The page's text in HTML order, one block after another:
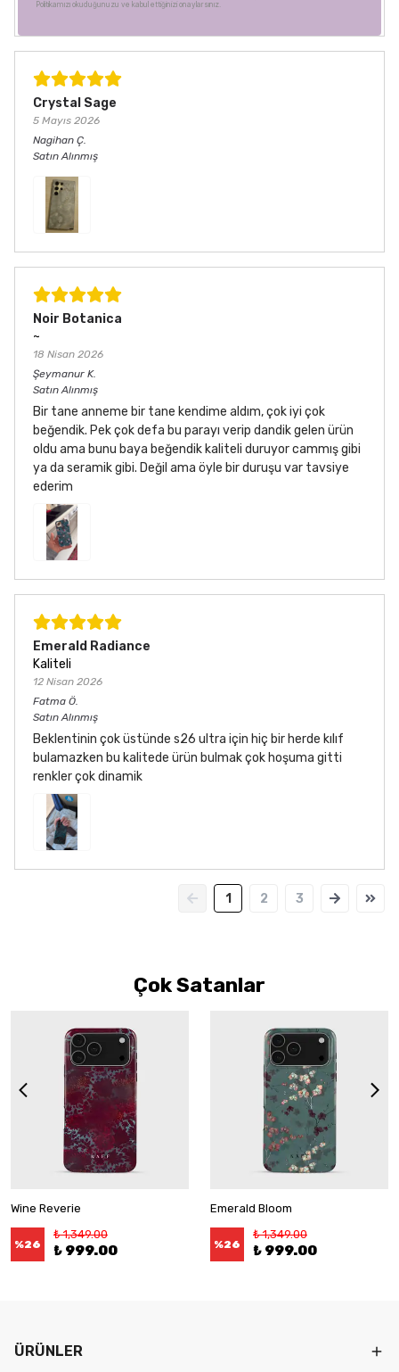
Crystal Sage
5 Mayıs 2026
Nagihan Ç.
Satın Alınmış
Noir Botanica
~
18 Nisan 2026
Şeymanur K.
Satın Alınmış
Bir tane anneme bir tane kendime aldım, çok iyi çok
beğendik. Pek çok defa bu parayı verip dandik gelen ürün
oldu ama bunu baya beğendik kaliteli duruyor cammış gibi
ya da seramik gibi. Değil ama öyle bir duruşu var tavsiye
ederim
Emerald Radiance
Kaliteli
12 Nisan 2026
Fatma Ö.
Satın Alınmış
Beklentinin çok üstünde s26 ultra için hiç bir herde kılıf
bulamazken bu kalitede ürün bulmak çok hoşuma gitti
renkler çok dinamik
1 2 3
Çok Satanlar
Wine Reverie
%26
₺ 1,349.00
₺ 999.00
Emerald Bloom
%26
₺ 1,349.00
₺ 999.00
ÜRÜNLER
Politikamızı okuduğunuzu ve kabul ettiğinizi onaylarsınız.